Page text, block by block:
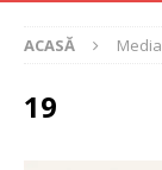
ACASĂ Media
19